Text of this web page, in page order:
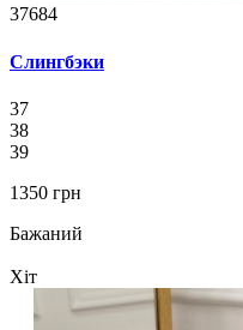
37684
Слингбэки
37
38
39
1350 грн
Бажаний
Хіт